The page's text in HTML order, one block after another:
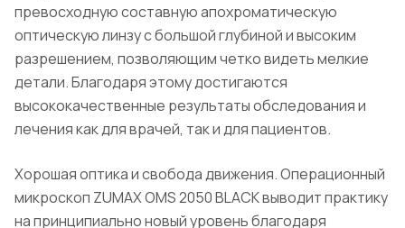
превосходную составную апохроматическую
оптическую линзу с большой глубиной и высоким
разрешением, позволяющим четко видеть мелкие
детали. Благодаря этому достигаются
высококачественные результаты обследования и
лечения как для врачей, так и для пациентов.
Хорошая оптика и свобода движения. Операционный
микроскоп ZUMAX OMS 2050 BLACK выводит практику
на принципиально новый уровень благодаря